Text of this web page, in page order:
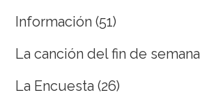
Información (51)
La canción del fin de semana
La Encuesta (26)